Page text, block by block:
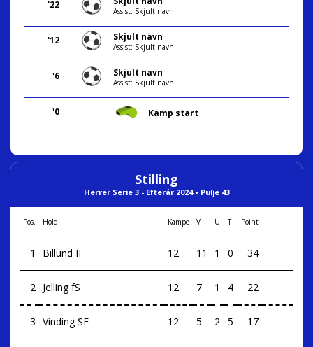
'22
Assist: Skjult navn
'12 Skjult navn
Assist: Skjult navn
'6 Skjult navn
Assist: Skjult navn
'0 Kamp start
Stilling
Herrer Serie 3 - Efterår 2024 • Pulje 43
Pos. Hold Kampe V U T Point
1 Billund IF 12 11 1 0 34
2 Jelling fS 12 7 1 4 22
3 Vinding SF 12 5 2 5 17